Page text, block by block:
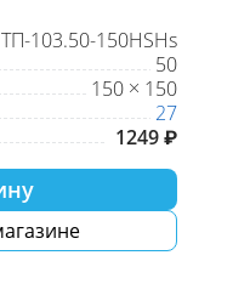
ТП-103.50-150HSHs
50
150 × 150
27
1249 ₽